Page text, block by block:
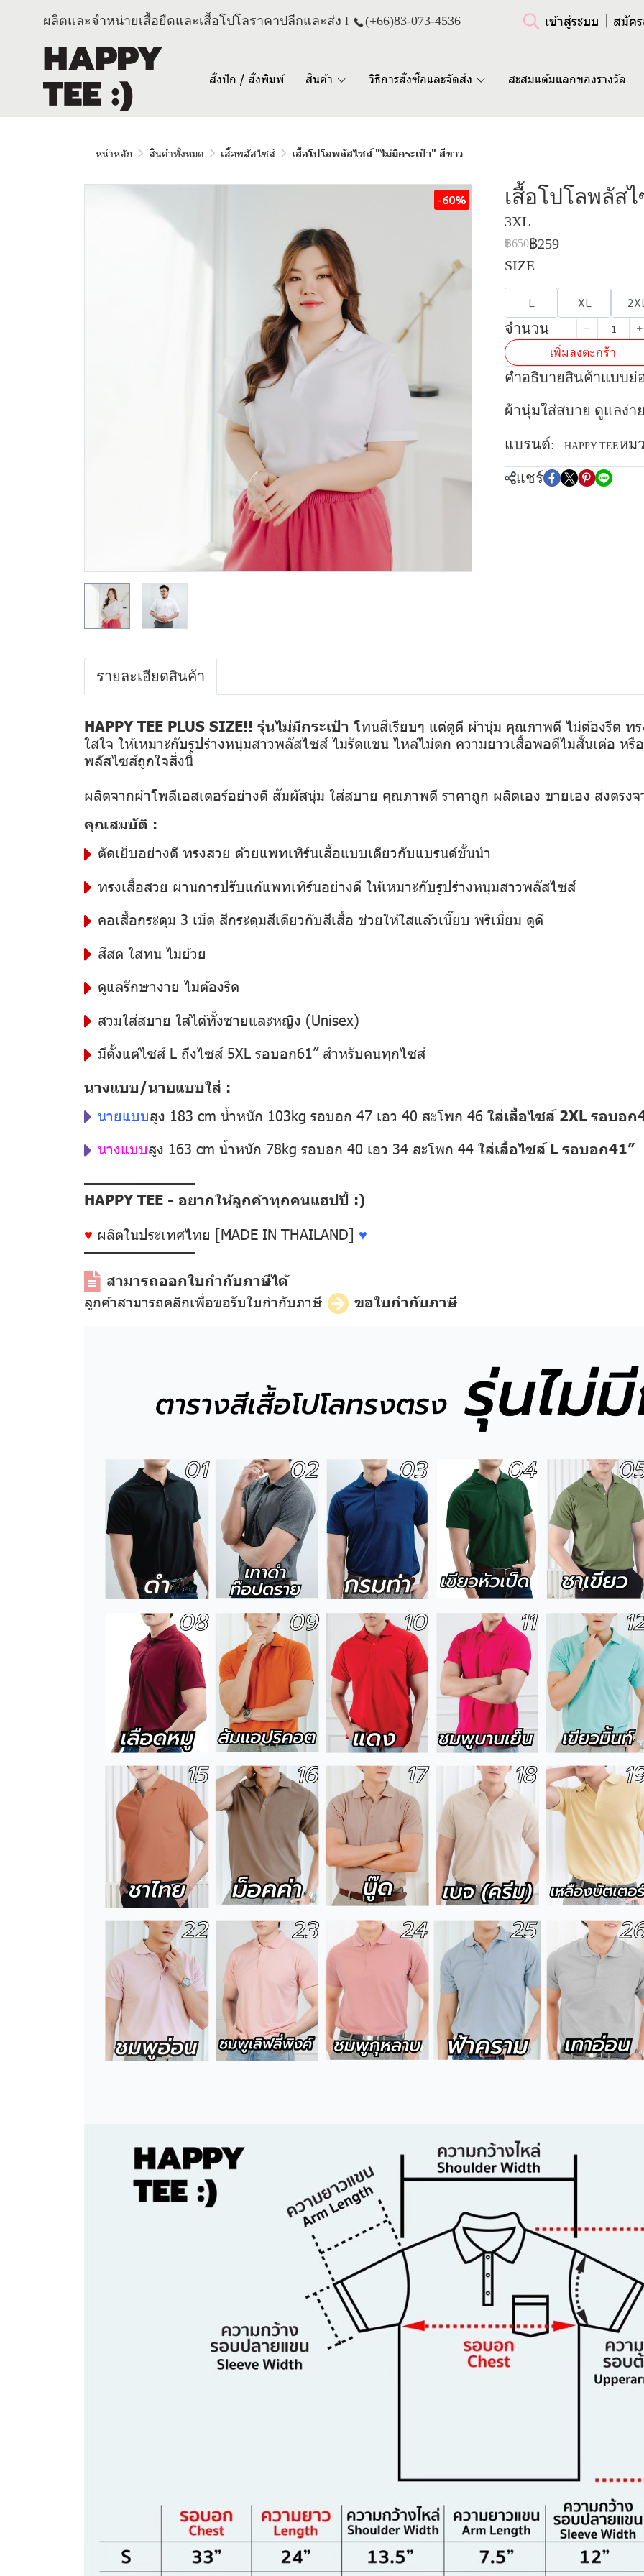
ผลิตและจำหน่ายเสื้อยืดและเสื้อโปโลราคาปลีกและส่ง l (+66)83-073-4536 เข้าสู่ระบบ สมัค
สั่งปัก / สั่งพิมพ์ สินค้า วิธีการสั่งซื้อและจัดส่ง สะสมแต้มแลกของรางวัล
หน้าหลัก สินค้าทั้งหมด เสื้อพลัสไซส์ เสื้อโปโลพลัสไซส์ "ไม่มีกระเป๋า" สีขาว
-60% เสื้อโปโลพลัส
3XL
฿650฿259
SIZE
L XL
จำนวน
เพิ่มลงตะกร้า
คำอธิบายสินค้าแบบย่
ผ้านุ่มใส่สบาย ดูแลง่า
แบรนด์: HAPPY TEEหม
แชร์
รายละเอียดสินค้า
HAPPY TEE PLUS SIZE!! รุ่นไม่มีกระเป๋า โทนสีเรียบๆ แต่ดูดี ผ้านุ่ม คุณภาพดี ไม่ต้องรีด ท
ใส่ใจ ให้เหมาะกับรูปร่างหนุ่มสาวพลัสไซส์ ไม่รัดแขน ไหล่ไม่ตก ความยาวเสื้อพอดีไม่สั้นเต่อ หรื
พลัสไซส์ถูกใจสิ่งนี้
ผลิตจากผ้าโพลีเอสเตอร์อย่างดี สัมผัสนุ่ม ใส่สบาย คุณภาพดี ราคาถูก ผลิตเอง ขายเอง ส่งตรงจ
คุณสมบัติ :
ตัดเย็บอย่างดี ทรงสวย ด้วยแพทเทิร์นเสื้อแบบเดียวกับแบรนด์ชั้นนำ
ทรงเสื้อสวย ผ่านการปรับแก้แพทเทิร์นอย่างดี ให้เหมาะกับรูปร่างหนุ่มสาวพลัสไซส์
คอเสื้อกระดุม 3 เม็ด สีกระดุมสีเดียวกับสีเสื้อ ช่วยให้ใส่แล้วเนี๊ยบ พรีเมี่ยม ดูดี
สีสด ใส่ทน ไม่ย้วย
ดูแลรักษาง่าย ไม่ต้องรีด
สวมใส่สบาย ใส่ได้ทั้งชายและหญิง (Unisex)
มีตั้งแต่ไซส์ L ถึงไซส์ 5XL รอบอก61” สำหรับคนทุกไซส์
นางแบบ/นายแบบใส่ :
นายแบบสูง 183 cm น้ำหนัก 103kg รอบอก 47 เอว 40 สะโพก 46 ใส่เสื้อไซส์ 2XL รอบอก
นางแบบสูง 163 cm น้ำหนัก 78kg รอบอก 40 เอว 34 สะโพก 44 ใส่เสื้อไซส์ L รอบอก41”
––––––––––––––
HAPPY TEE - อยากให้ลูกค้าทุกคนแฮปปี้ :)
♥ ผลิตในประเทศไทย [MADE IN THAILAND] ♥
––––––––––––––
สามารถออกใบกำกับภาษีได้
ลูกค้าสามารถคลิกเพื่อขอรับใบกำกับภาษี
ขอใบกำกับภาษี